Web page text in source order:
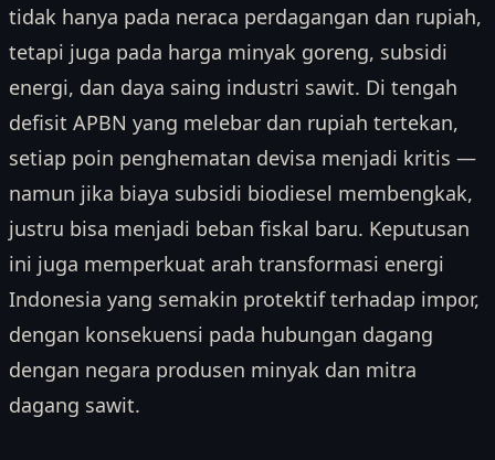
tidak hanya pada neraca perdagangan dan rupiah,
tetapi juga pada harga minyak goreng, subsidi
energi, dan daya saing industri sawit. Di tengah
defisit APBN yang melebar dan rupiah tertekan,
setiap poin penghematan devisa menjadi kritis —
namun jika biaya subsidi biodiesel membengkak,
justru bisa menjadi beban fiskal baru. Keputusan
ini juga memperkuat arah transformasi energi
Indonesia yang semakin protektif terhadap impor,
dengan konsekuensi pada hubungan dagang
dengan negara produsen minyak dan mitra
dagang sawit.